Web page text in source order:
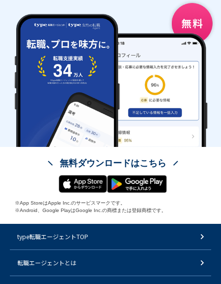
無料ダウンロードはこちら
※App StoreはApple Inc.のサービスマークです。
※Android、Google PlayはGoogle Inc.の商標または登録商標です。
type転職エージェントTOP
転職エージェントとは